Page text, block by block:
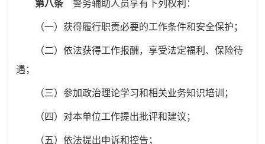
第八条 警务辅助人员享有下列权利：
（一）获得履行职责必要的工作条件和安全保护 ；
（二）依法获得工作报酬，享受法定福利、保险待
遇；
（三）参加政治理论学习和相关业务知识培训；
（四）对本单位工作提出批评和建议；
（五）依法提出申诉和控告；